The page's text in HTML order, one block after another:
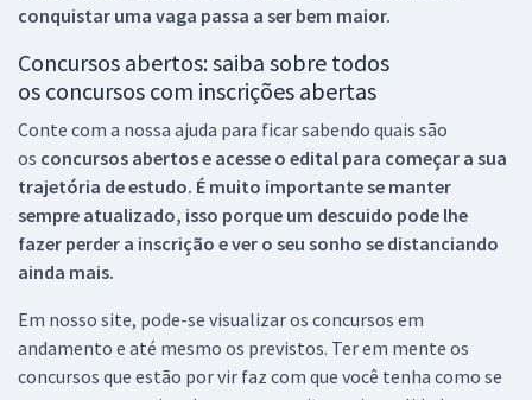
conquistar uma vaga passa a ser bem maior.
Concursos abertos: saiba sobre todos
os concursos com inscrições abertas
Conte com a nossa ajuda para ficar sabendo quais são
os concursos abertos e acesse o edital para começar a sua
trajetória de estudo. É muito importante se manter
sempre atualizado, isso porque um descuido pode lhe
fazer perder a inscrição e ver o seu sonho se distanciando
ainda mais.
Em nosso site, pode-se visualizar os concursos em
andamento e até mesmo os previstos. Ter em mente os
concursos que estão por vir faz com que você tenha como se